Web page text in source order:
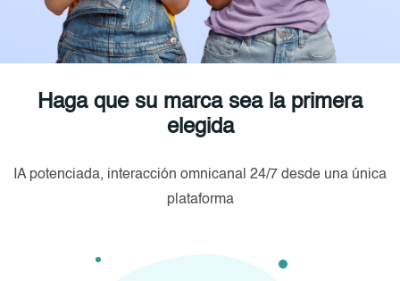
Haga que su marca sea la primera
elegida
IA potenciada, interacción omnicanal 24/7 desde una única
plataforma